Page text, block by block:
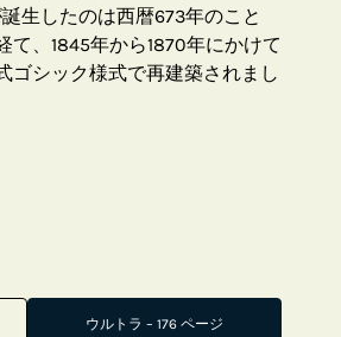
生したのは西暦673年のこと
、1845年から1870年にかけて
ゴシック様式で再建築されまし
ウルトラ – 176 ページ